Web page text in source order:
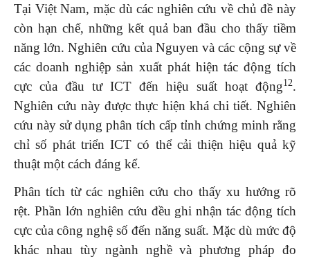
Tại Việt Nam, mặc dù các nghiên cứu về chủ đề này
còn hạn chế, những kết quả ban đầu cho thấy tiềm
năng lớn. Nghiên cứu của Nguyen và các cộng sự về
các doanh nghiệp sản xuất phát hiện tác động tích
cực của đầu tư ICT đến hiệu suất hoạt động12.
Nghiên cứu này được thực hiện khá chi tiết. Nghiên
cứu này sử dụng phân tích cấp tỉnh chứng minh rằng
chỉ số phát triển ICT có thể cải thiện hiệu quả kỹ
thuật một cách đáng kể.
Phân tích từ các nghiên cứu cho thấy xu hướng rõ
rệt. Phần lớn nghiên cứu đều ghi nhận tác động tích
cực của công nghệ số đến năng suất. Mặc dù mức độ
khác nhau tùy ngành nghề và phương pháp đo